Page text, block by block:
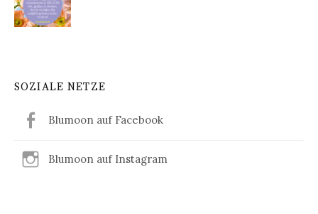
SOZIALE NETZE
Blumoon auf Facebook
Blumoon auf Instagram